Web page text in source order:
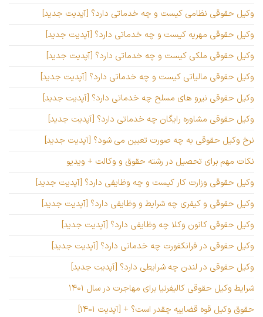
وکیل حقوقی نظامی کیست و چه خدماتی دارد؟ [آپدیت جدید]
وکیل حقوقی مهریه کیست و چه خدماتی دارد؟ [آپدیت جدید]
وکیل حقوقی ملکی کیست و چه خدماتی دارد؟ [آپدیت جدید]
وکیل حقوقی مالیاتی کیست و چه خدماتی دارد؟ [آپدیت جدید]
وکیل حقوقی نیرو های مسلح چه خدماتی دارد؟ [آپدیت جدید]
وکیل حقوقی مشاوره رایگان چه خدماتی دارد؟ [آپدیت جدید]
نرخ وکیل حقوقی به چه صورت تعیین می شود؟ [آپدیت جدید]
نکات مهم برای تحصیل در رشته حقوق و وکالت + ویدیو
وکیل حقوقی وزارت کار کیست و چه وظایفی دارد؟ [آپدیت جدید]
وکیل حقوقی و کیفری چه شرایط و وظایفی دارد؟ [آپدیت جدید]
وکیل حقوقی کانون وکلا چه وظایفی دارد؟ [آپدیت جدید]
وکیل حقوقی در فرانکفورت چه خدماتی دارد؟ [آپدیت جدید]
وکیل حقوقی در لندن چه شرایطی دارد؟ [آپدیت جدید]
شرایط وکیل حقوقی کالیفرنیا برای مهاجرت در سال ۱۴۰۱
حقوق وکیل قوه قضاییه چقدر است؟ + [آپدیت ۱۴۰۱]